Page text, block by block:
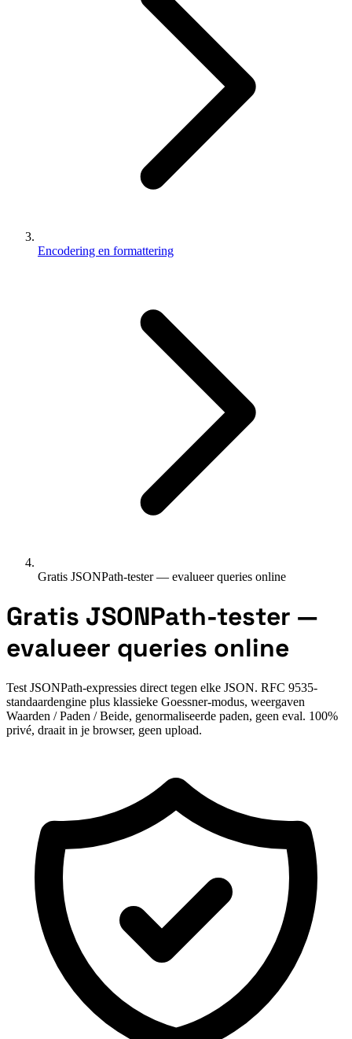
Encodering en formattering
Gratis JSONPath-tester — evalueer queries online
Gratis JSONPath-tester —
evalueer queries online
Test JSONPath-expressies direct tegen elke JSON. RFC 9535-
standaardengine plus klassieke Goessner-modus, weergaven
Waarden / Paden / Beide, genormaliseerde paden, geen eval. 100%
privé, draait in je browser, geen upload.